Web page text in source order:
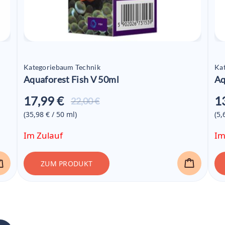
Kategoriebaum Technik
Aquaforest Fish V 50ml
22,00 €
17,99 €
Aktueller
(35,98 € / 50 ml)
Im Zulauf
ZUM PRODUKT